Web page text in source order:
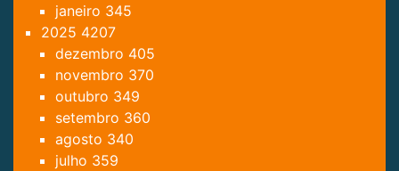
janeiro 345
2025 4207
dezembro 405
novembro 370
outubro 349
setembro 360
agosto 340
julho 359